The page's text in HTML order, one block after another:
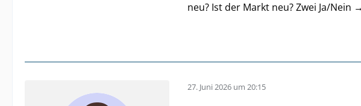
neu? Ist der Markt neu? Zwei Ja/Nein
27. Juni 2026 um 20:15